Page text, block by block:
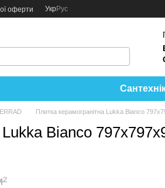
оферти УкрРус
Плитка керамогранітна Lukka Bianco
Lukka Bianco